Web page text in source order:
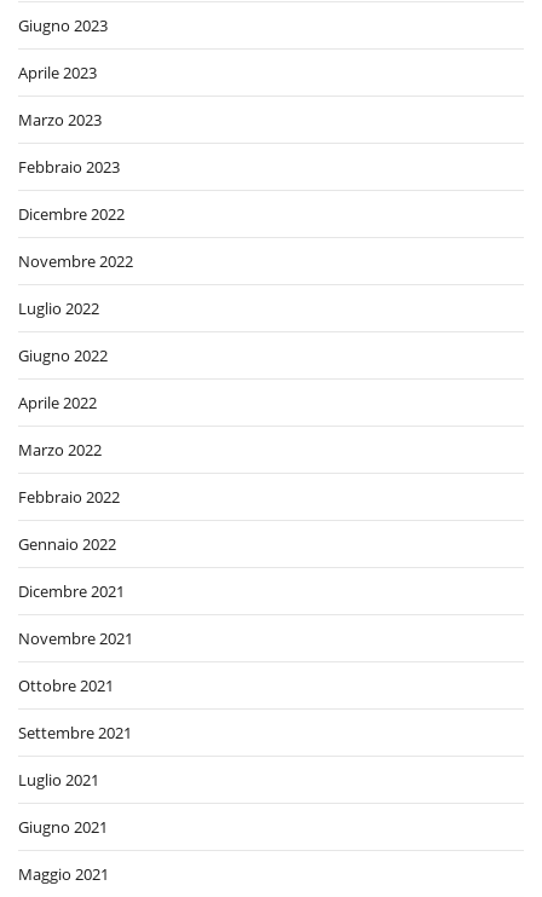
Giugno 2023
Aprile 2023
Marzo 2023
Febbraio 2023
Dicembre 2022
Novembre 2022
Luglio 2022
Giugno 2022
Aprile 2022
Marzo 2022
Febbraio 2022
Gennaio 2022
Dicembre 2021
Novembre 2021
Ottobre 2021
Settembre 2021
Luglio 2021
Giugno 2021
Maggio 2021